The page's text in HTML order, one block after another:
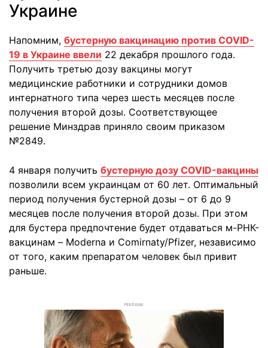
Украине
Напомним, бустерную вакцинацию против COVID-
19 в Украине ввели 22 декабря прошлого года.
Получить третью дозу вакцины могут
медицинские работники и сотрудники домов
интернатного типа через шесть месяцев после
получения второй дозы. Соответствующее
решение Минздрав приняло своим приказом
№2849.
4 января получить бустерную дозу COVID-вакцины
позволили всем украинцам от 60 лет. Оптимальный
период получения бустерной дозы – от 6 до 9
месяцев после получения второй дозы. При этом
для бустера предпочтение будет отдаваться м-РНК-
вакцинам – Moderna и Comirnaty/Pfizer, независимо
от того, каким препаратом человек был привит
раньше.
РЕКЛАМА